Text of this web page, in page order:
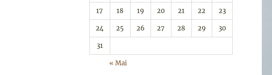
17 18 19 20 21 22 23
24 25 26 27 28 29 30
31
« Mai